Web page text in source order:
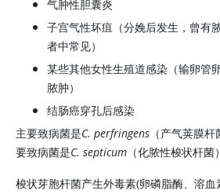
气肿性胆囊炎
子宫气性坏疽（分娩后发生，曾有
者中常见）
某些其他女性生殖道感染（输卵管
脓肿）
结肠癌穿孔后感染
主要致病菌是C. perfringens （产气荚膜
要致病菌是C. septicum （化脓性梭状杆菌
梭状芽胞杆菌产生外毒素(卵磷脂酶、溶血